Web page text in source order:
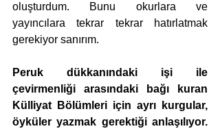
oluşturdum. Bunu okurlara ve
yayıncılara tekrar tekrar hatırlatmak
gerekiyor sanırım.
Peruk dükkanındaki işi ile
çevirmenliği arasındaki bağı kuran
Külliyat Bölümleri için ayrı kurgular,
öyküler yazmak gerektiği anlaşılıyor.